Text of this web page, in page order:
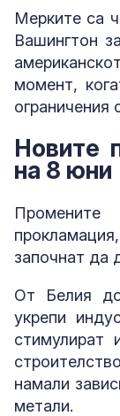
Мерките са
Вашингтон
момент,
ограничения
Новите
на 8 юни
Промените
започнат да
От Белия
укрепи
стимулират
намали
метали.